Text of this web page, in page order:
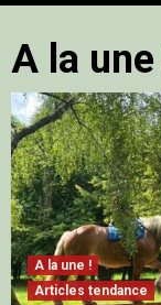
A la une
A la une !
Articles tendance